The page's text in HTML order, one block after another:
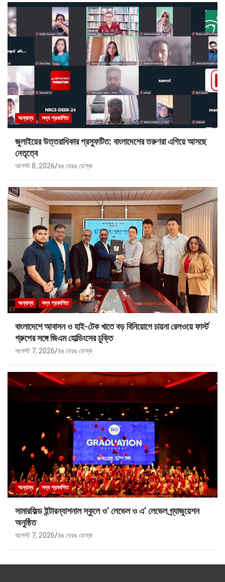
অন্যান্য সদ্য প্রকাশিত
জুলাইয়ের উত্তরাধিকার প্রস্ফুটিত: বাংলাদেশের তরুণরা এগিয়ে আসছে
নেতৃত্বে
আগস্ট 8, 2026 রঙ বেরঙ ডেস্ক
অন্যান্য সদ্য প্রকাশিত
বাংলাদেশে আবাসন ও হাই-টেক খাতে বড় বিনিয়োগে চায়না রেলওয়ে ফার্স্ট
গ্রুপের সঙ্গে জিএম হোল্ডিংসের চুক্তি
আগস্ট 7, 2026 রঙ বেরঙ ডেস্ক
অন্যান্য সদ্য প্রকাশিত
সামারফিল্ড ইন্টারন্যাশনাল স্কুলে ও’ লেভেল ও এ’ লেভেল গ্র্যাজুয়েশন
অনুষ্ঠিত
আগস্ট 7, 2026 রঙ বেরঙ ডেস্ক